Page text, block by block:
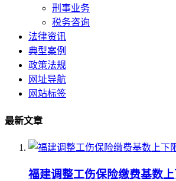
刑事业务
税务咨询
法律资讯
典型案例
政策法规
网址导航
网站标签
最新文章
福建调整工伤保险缴费基数